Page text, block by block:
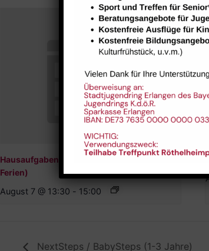
Hausaufgabenbetreuung (nicht während der
Ferien)
August 7 @ 13:30 - 15:00
NextSteps / BabySteps (1-3 Jahre)